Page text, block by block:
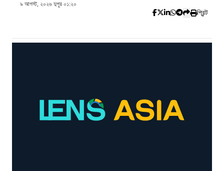
৯ আগস্ট, ২০২৬ দুপুর ০১:২০
প্রিন্ট